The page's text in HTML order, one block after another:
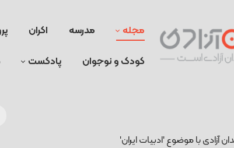
مجله مدرسه اکران
کودک و نوجوان پادکست
آزادی با موضوع 'ادبیات ایران'